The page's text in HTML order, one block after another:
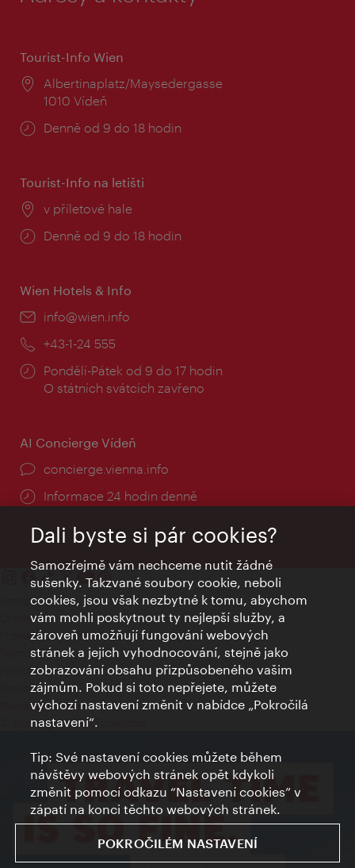
Tourist-Info Wien
Místo:
Albertinaplatz/Maysedergasse
1010 Vídeň
Provozní
Denně od 9 do 18 hodin
Tourist-Info na letišti
Místo:
v příletové hale
Provozní
Denně od 9 do 18 hodin
Wien Hotels & Info
E-
info@wien.info
Telefon:
+43-1-24 555
Provozní
doba:
Pondělí-Pátek od 9 do 17 hodin
O státních svátcích zavřeno
AI Concierge Vídeň
concierge.vienna.info
Informace 24 hodin denně
Kontakty
Credits
Prohlášení o ochraně osobních údajů
Terms of Use
Přístupnost
Kontakt pro tisk
Nastavení cookies
© Copyright Wien Tourismus
Dali byste si pár cookies?
Samozřejmě vám nechceme nutit žádné
sušenky. Takzvané soubory cookie, neboli
cookies, jsou však nezbytné k tomu, abychom
vám mohli poskytnout ty nejlepší služby, a
zároveň umožňují fungování webových
stránek a jejich vyhodnocování, stejně jako
zobrazování obsahu přizpůsobeného vašim
zájmům. Pokud si toto nepřejete, můžete
výchozí nastavení změnit v nabídce „Pokročilá
nastavení“.
Tip: Své nastavení cookies můžete během
návštěvy webových stránek opět kdykoli
změnit pomocí odkazu “Nastavení cookies” v
zápatí na konci těchto webových stránek.
POKROČILÉM NASTAVENÍ